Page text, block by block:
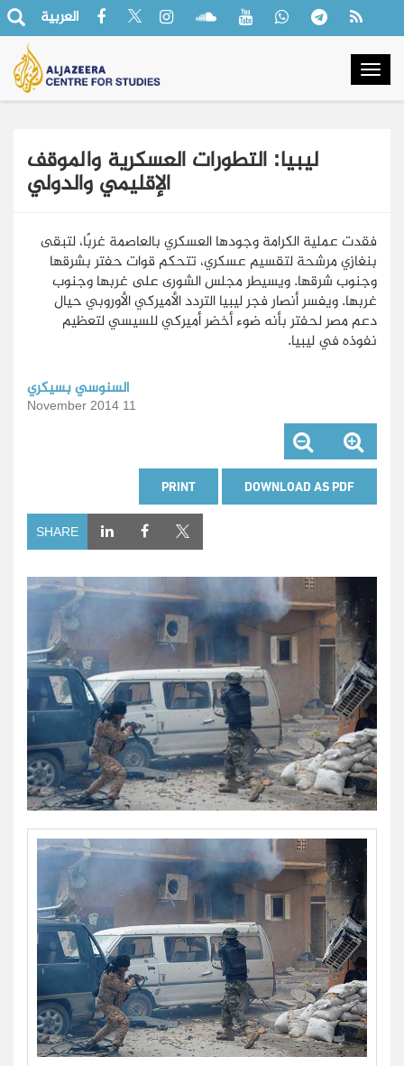
العربية
ليبيا: التطورات العسكرية والموقف
الإقليمي والدولي
فقدت عملية الكرامة وجودها العسكري بالعاصمة غربًا، لتبقى
بنغازي مرشحة لتقسيم عسكري، تتحكم قوات حفتر بشرقها
وجنوب شرقها. ويسيطر مجلس الشورى على غربها وجنوب
غربها. ويفسر أنصار فجر ليبيا التردد الأميركي الأوروبي حيال
دعم مصر لحفتر بأنه ضوء أخضر أميركي للسيسي لتعظيم
نفوذه في ليبيا.
السنوسي بسيكري
11 November 2014
DOWNLOAD AS PDF
PRINT
SHARE